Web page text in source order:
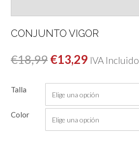
CONJUNTO VIGOR
€18,99 El
original
era:
€18,99.
€13,29El
actual
es:
€13,29.
IVA Incluido
Talla
Color